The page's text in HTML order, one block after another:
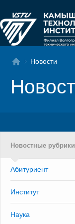
Новости
Новостные рубрики
Абитуриент
Институт
Наука